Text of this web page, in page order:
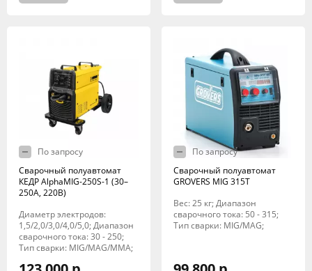
По запросу
Сварочный полуавтомат
КЕДР AlphaMIG-250S-1 (30–
250А, 220В)
Диаметр электродов:
1,5/2,0/3,0/4,0/5,0; Диапазон
сварочного тока: 30 - 250;
Тип сварки: MIG/MAG/MMA;
По запросу
Сварочный полуавтомат
GROVERS MIG 315T
Вес: 25 кг; Диапазон
сварочного тока: 50 - 315;
Тип сварки: MIG/MAG;